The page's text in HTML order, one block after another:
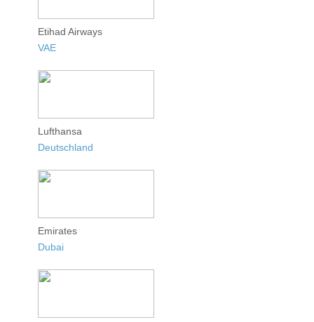
Etihad Airways
VAE
Lufthansa
Deutschland
Emirates
Dubai